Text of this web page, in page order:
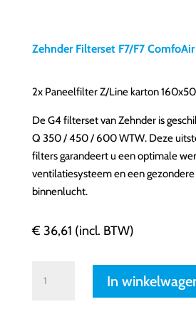
-
Author:
Atakan
Au
|
Docs:
category-
plugin.html
Zehnder Filterset F7/F7
2x Paneelfilter Z/Line karton
De G4 filterset van Zehnder is
Q 350 / 450 / 600 WTW. Deze
filters garandeert u een optimale
ventilatiesysteem en een
binnenlucht.
€36,61 (incl. BTW)
Filterset
In